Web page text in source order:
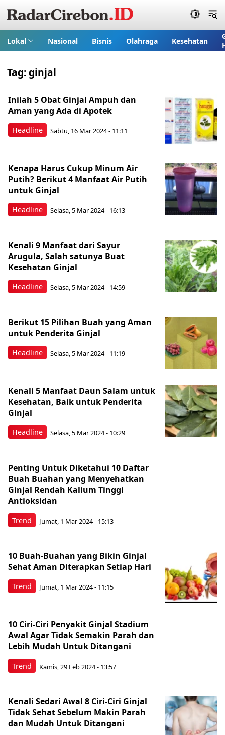
Lokal Nasional Bisnis Olahraga Kesehatan
Tag:ginjal
Headline
Inilah 5 Obat Ginjal Ampuh dan
Aman yang Ada di Apotek
Sabtu, 16 Mar 2024 - 11:11
Headline
Kenapa Harus Cukup Minum Air
Putih? Berikut 4 Manfaat Air Putih
untuk Ginjal
Selasa, 5 Mar 2024 - 16:13
Headline
Kenali 9 Manfaat dari Sayur
Arugula, Salah satunya Buat
Kesehatan Ginjal
Selasa, 5 Mar 2024 - 14:59
Headline
Berikut 15 Pilihan Buah yang Aman
untuk Penderita Ginjal
Selasa, 5 Mar 2024 - 11:19
Headline
Kenali 5 Manfaat Daun Salam untuk
Kesehatan, Baik untuk Penderita
Ginjal
Selasa, 5 Mar 2024 - 10:29
Trend
Penting Untuk Diketahui 10 Daftar
Buah Buahan yang Menyehatkan
Ginjal Rendah Kalium Tinggi
Antioksidan
Jumat, 1 Mar 2024 - 15:13
Trend
10 Buah-Buahan yang Bikin Ginjal
Sehat Aman Diterapkan Setiap Hari
Jumat, 1 Mar 2024 - 11:15
Trend
10 Ciri-Ciri Penyakit Ginjal Stadium
Awal Agar Tidak Semakin Parah dan
Lebih Mudah Untuk Ditangani
Kamis, 29 Feb 2024 - 13:57
Kenali Sedari Awal 8 Ciri-Ciri Ginjal
Tidak Sehat Sebelum Makin Parah
dan Mudah Untuk Ditangani